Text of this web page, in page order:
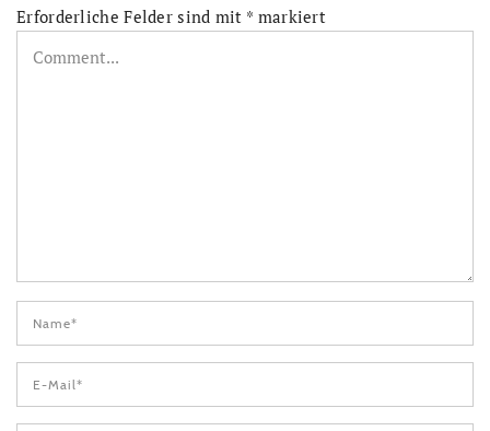
Erforderliche Felder sind mit * markiert